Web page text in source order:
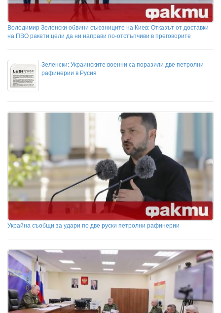
Володимир Зеленски обвини съюзниците на Киев: Отказът от доставки
на ПВО ракети цели да ни направи по-отстъпчиви в преговорите
Зеленски: Украинските военни са поразили две петролни
рафинерии в Русия
Украйна съобщи за удари по две руски петролни рафинерии